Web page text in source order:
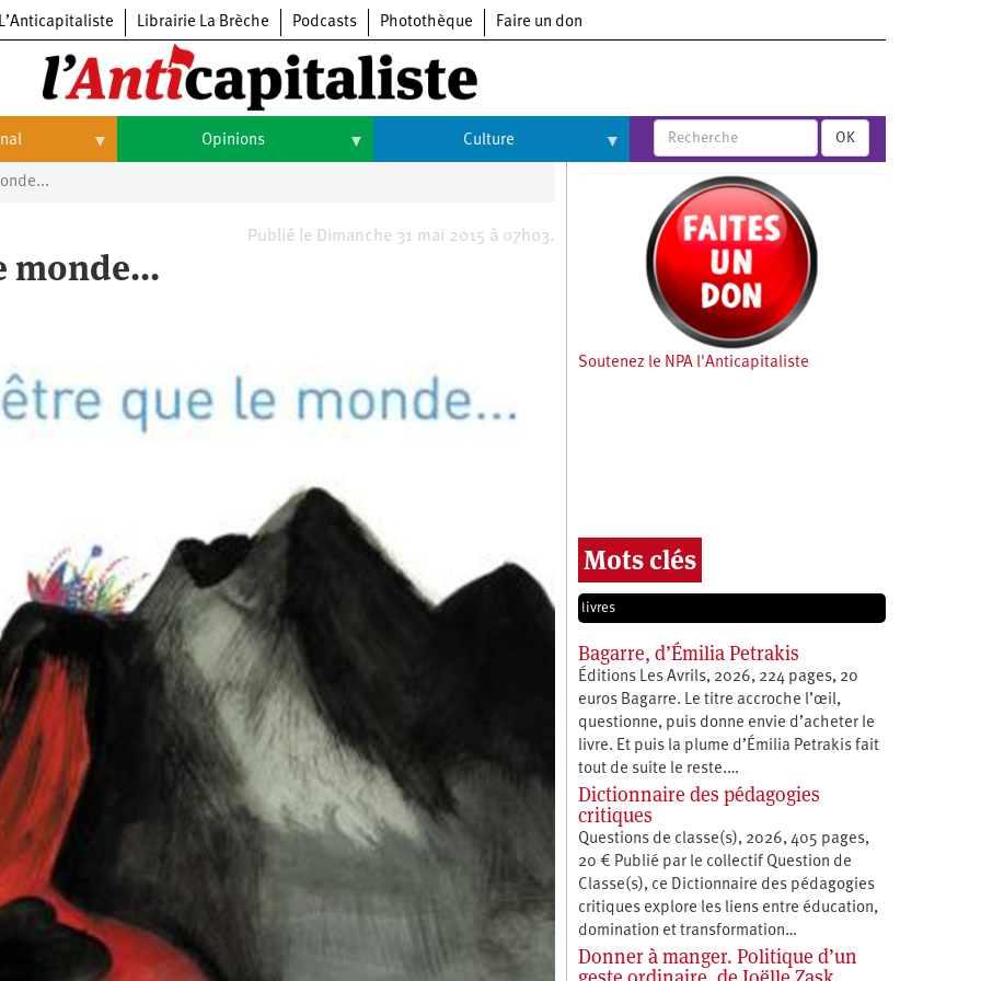
L’Anticapitaliste Librairie La Brèche Podcasts Photothèque Faire un don
Opinions Culture
Arts
Livres
Musique
OK
Publié le Dimanche 31 mai 2015 à 07h03.
monde...
Soutenez le NPA l'Anticapitaliste
Mots clés
livres
Bagarre, d’Émilia Petrakis
Éditions Les Avrils, 2026, 224 pages, 20
euros Bagarre. Le titre accroche l’œil,
questionne, puis donne envie d’acheter le
livre. Et puis la plume d’Émilia Petrakis fait
tout de suite le reste.…
Dictionnaire des pédagogies
critiques
Questions de classe(s), 2026, 405 pages,
20 € Publié par le collectif Question de
Classe(s), ce Dictionnaire des pédagogies
critiques explore les liens entre éducation,
­domination et transformation…
Donner à manger. Politique d’un